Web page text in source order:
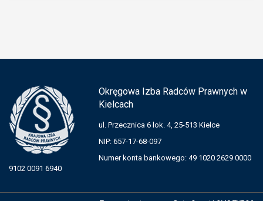
Okręgowa Izba Radców Prawnych w
Kielcach
ul. Przecznica 6 lok. 4, 25-513 Kielce
NIP: 657-17-68-097
Numer konta bankowego: 49 1020 2629 0000
9102 0091 6940